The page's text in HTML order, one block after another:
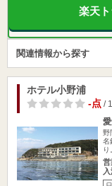
楽天
関連情報から探す
ホテル小野浦
-点/
野
名
営